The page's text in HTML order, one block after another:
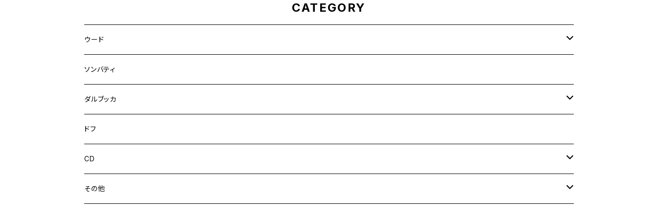
CATEGORY
ウード
アラブウード
トルコウード
ソンバティ
ダルブッカ
ダルブッカ
トールダルブッカ
陶器ダルブッカ
ドフ
CD
ウンム・クルスーム
その他